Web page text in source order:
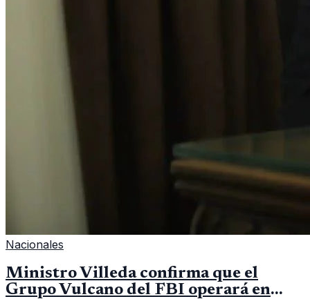
Nacionales
Ministro Villeda confirma que el
Grupo Vulcano del FBI operará en